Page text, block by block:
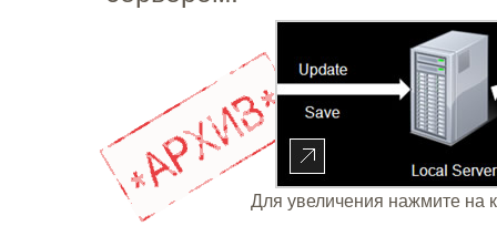
Для увеличения нажмите на